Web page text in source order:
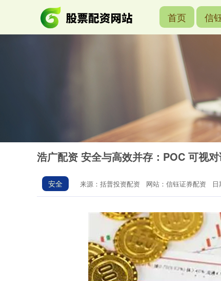
首页 信
浩广配资 安全与高效并存：POC 可视
安全 来源：括普投资配资 网站：信钰证券配资